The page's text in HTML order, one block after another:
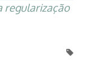
regularização